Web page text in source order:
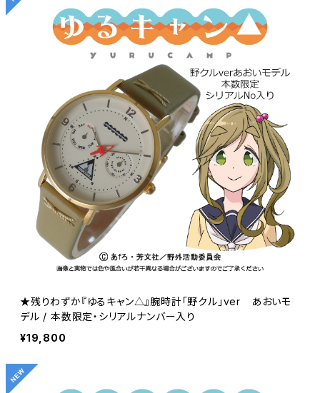
★残りわずか『ゆるキャン△』腕時計「野クル」ver あおいモ
デル / 本数限定・シリアルナンバー入り
¥19,800